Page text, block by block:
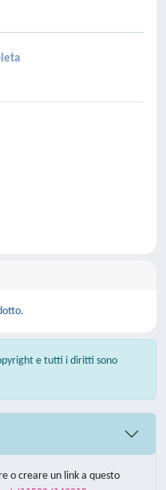
e tutti i diritti sono
o creare un link a questo